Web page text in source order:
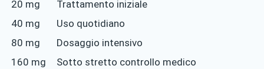
20 mg
Trattamento iniziale
40 mg
Uso quotidiano
80 mg
Dosaggio intensivo
160 mg
Sotto stretto controllo medico